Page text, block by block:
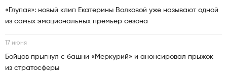
«Глупая»: новый клип Екатерины Волковой уже называют одной
из самых эмоциональных премьер сезона
17 июня
Бойцов прыгнул с башни «Меркурий» и анонсировал прыжок
из стратосферы